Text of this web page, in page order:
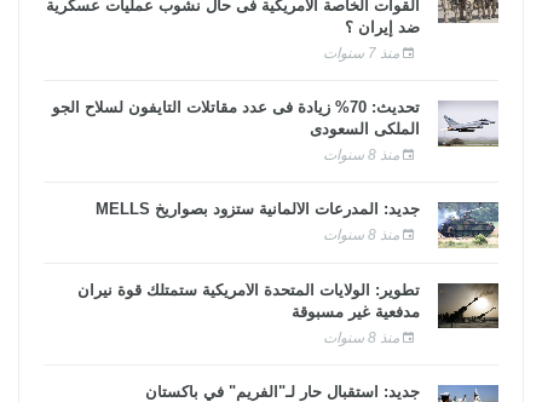
القوات الخاصة الأمريكية فى حال نشوب عمليات عسكرية
ضد إيران ؟
منذ 7 سنوات
تحديث: 70% زيادة فى عدد مقاتلات التايفون لسلاح الجو
الملكى السعودى
منذ 8 سنوات
جديد: المدرعات الألمانية ستزود بصواريخ MELLS
منذ 8 سنوات
تطوير: الولايات المتحدة الأمريكية ستمتلك قوة نيران
مدفعية غير مسبوقة
منذ 8 سنوات
جديد: استقبال حار لـ"الفريم" في باكستان